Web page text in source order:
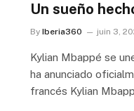
Un sueño
By Iberia360 juin 3,
Kylian Mbappé se
ha anunciado
francés Kylian